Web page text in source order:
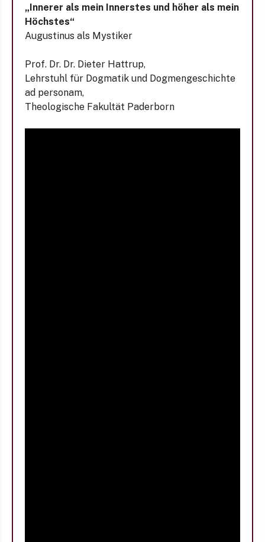
„Innerer als mein Innerstes und höher als mein
Höchstes“
Augustinus als Mystiker
Prof. Dr. Dr. Dieter Hattrup,
Lehrstuhl für Dogmatik und Dogmengeschichte
ad personam,
Theologische Fakultät Paderborn